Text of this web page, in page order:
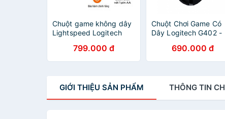
Chuột game không dây
Lightspeed Logitech
799.000 đ
Chuột Chơi Game Có
Dây Logitech G402 -
690.000 đ
GIỚI THIỆU SẢN PHẨM THÔNG TIN